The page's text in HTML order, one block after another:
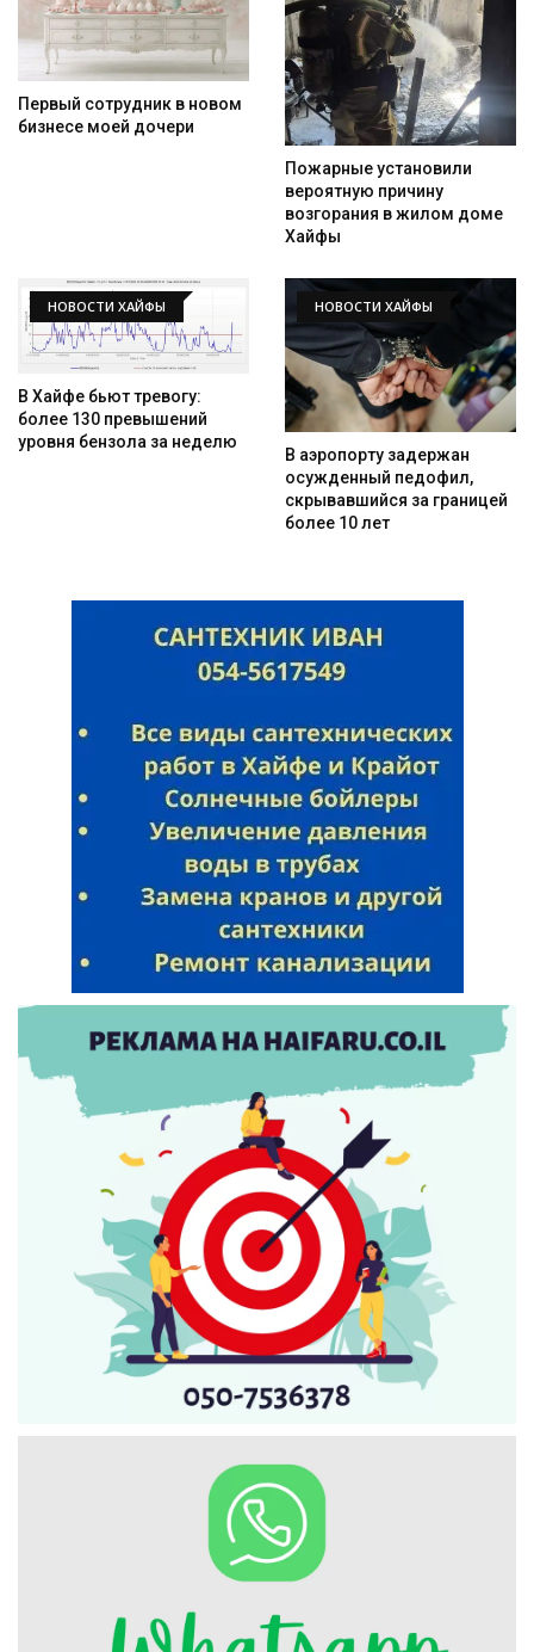
Искать
Первый сотрудник в новом
бизнесе моей дочери
Пожарные установили
вероятную причину
возгорания в жилом доме
Хайфы
НОВОСТИ ХАЙФЫ
В Хайфе бьют тревогу:
более 130 превышений
уровня бензола за неделю
НОВОСТИ ХАЙФЫ
В аэропорту задержан
осужденный педофил,
скрывавшийся за границей
более 10 лет